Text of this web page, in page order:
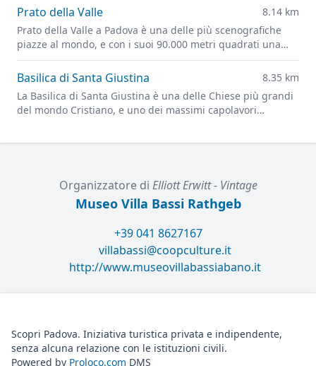
Prato della Valle
8.14 km
Prato della Valle a Padova è una delle più scenografiche
piazze al mondo, e con i suoi 90.000 metri quadrati una
delle più grandi d'Europa.
Basilica di Santa Giustina
8.35 km
La Basilica di Santa Giustina è una delle Chiese più grandi
del mondo Cristiano, e uno dei massimi capolavori
Organizzatore di Elliott Erwitt - Vintage
Museo Villa Bassi Rathgeb
+39 041 8627167
villabassi@coopculture.it
http://www.museovillabassiabano.it
Scopri Padova. Iniziativa turistica privata e indipendente,
senza alcuna relazione con le istituzioni civili.
Powered by Proloco.com DMS